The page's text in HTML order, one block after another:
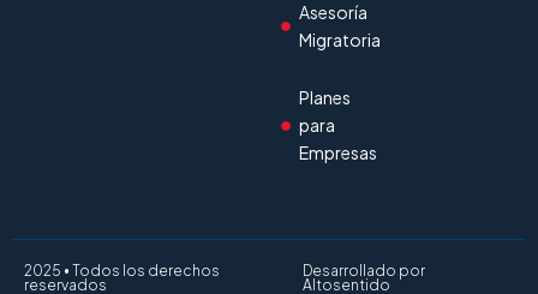
Asesoría
Migratoria
Planes
para
Empresas
2025 • Todos los derechos
reservados
Desarrollado por
Altosentido